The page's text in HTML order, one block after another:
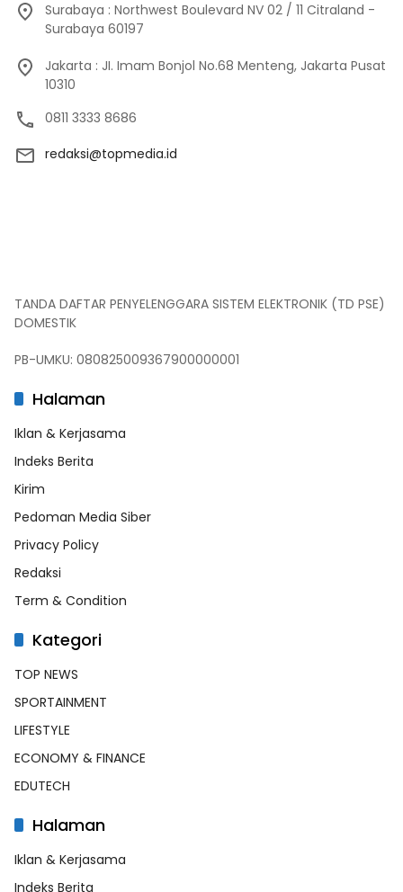
Surabaya : Northwest Boulevard NV 02 / 11 Citraland -
Surabaya 60197
Jakarta : JI. Imam Bonjol No.68 Menteng, Jakarta Pusat
10310
0811 3333 8686
redaksi@topmedia.id
TANDA DAFTAR PENYELENGGARA SISTEM ELEKTRONIK (TD PSE)
DOMESTIK
PB-UMKU: 080825009367900000001
Halaman
Iklan & Kerjasama
Indeks Berita
Kirim
Pedoman Media Siber
Privacy Policy
Redaksi
Term & Condition
Kategori
TOP NEWS
SPORTAINMENT
LIFESTYLE
ECONOMY & FINANCE
EDUTECH
Halaman
Iklan & Kerjasama
Indeks Berita